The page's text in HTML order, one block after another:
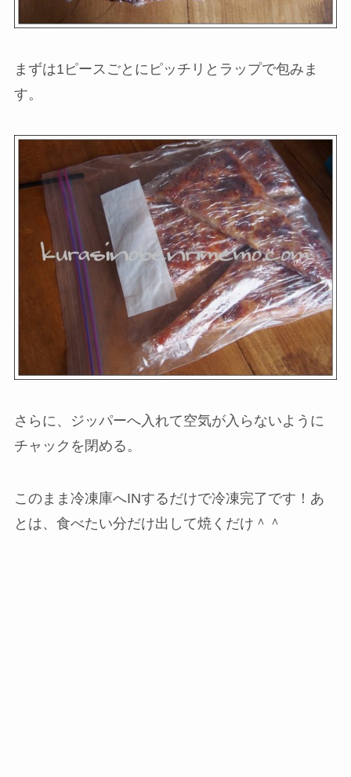
まずは1ピースごとにピッチリとラップで包みま
す。
さらに、ジッパーへ入れて空気が入らないように
チャックを閉める。
このまま冷凍庫へINするだけで冷凍完了です！あ
とは、食べたい分だけ出して焼くだけ＾＾